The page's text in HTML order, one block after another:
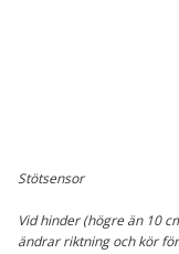
Stötsensor
Vid hinder (högre än 10
ändrar riktning och kör